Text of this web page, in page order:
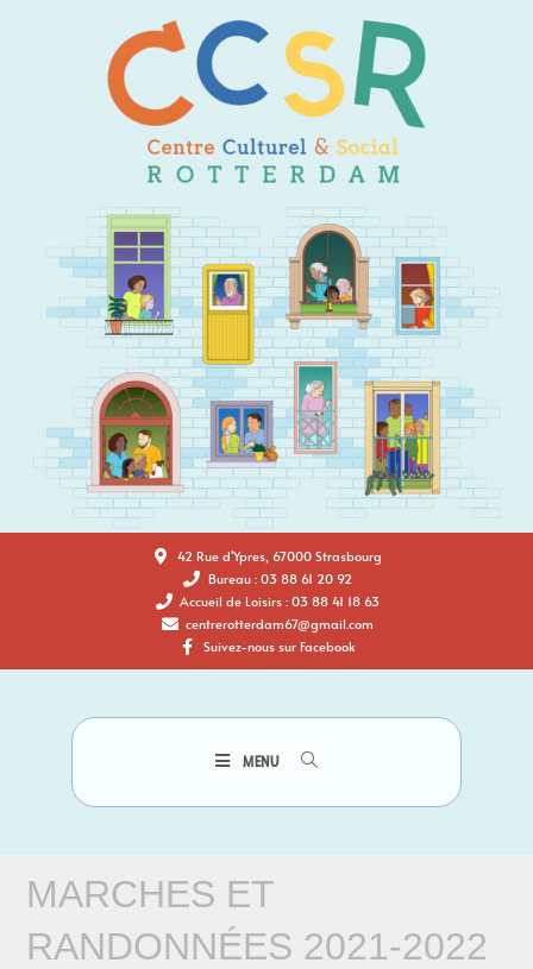
42 Rue d'Ypres, 67000 Strasbourg
Bureau : 03 88 61 20 92
Accueil de Loisirs : 03 88 41 18 63
centrerotterdam67@gmail.com
Suivez-nous sur Facebook
MENU
MARCHES ET
RANDONNÉES 2021-2022